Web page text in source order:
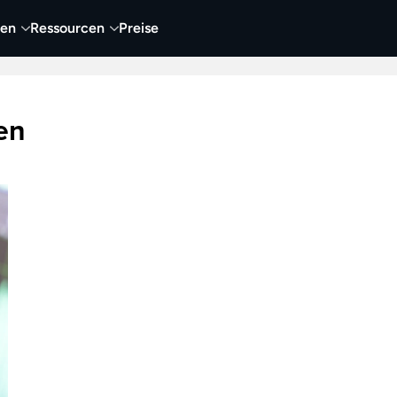
Ressourcen Preise
Video Visueller Content